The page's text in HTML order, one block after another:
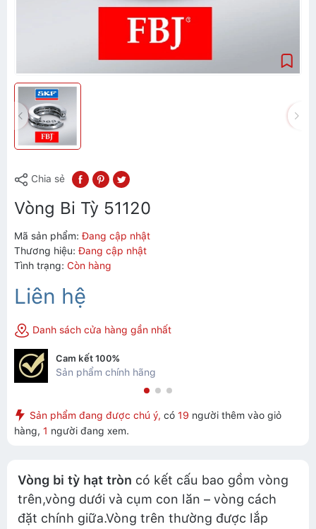
Chia sẻ
Vòng Bi Tỳ 51120
Mã sản phẩm: Đang cập nhật
Thương hiệu: Đang cập nhật
Tình trạng: Còn hàng
Liên hệ
Danh sách cửa hàng gần nhất
Cam kết 100%
Sản phẩm chính hãng
Sản phẩm đang được chú ý, có 19 người thêm vào giỏ
hàng, 1 người đang xem.
Vòng bi tỳ hạt tròn có kết cấu bao gồm vòng
trên,vòng dưới và cụm con lăn – vòng cách
đặt chính giữa.Vòng trên thường được lắp